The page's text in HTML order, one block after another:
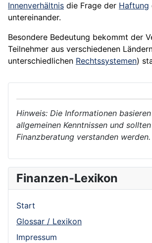
Innenverhältnis die Frage der Haftung
untereinander.
Besondere Bedeutung bekommt der
Teilnehmer aus verschiedenen
unterschiedlichen Rechtssystemen)
Hinweis: Die Informationen
allgemeinen Kenntnissen und
Finanzberatung verstanden werden.
Finanzen-Lexikon
Start
Glossar / Lexikon
Impressum